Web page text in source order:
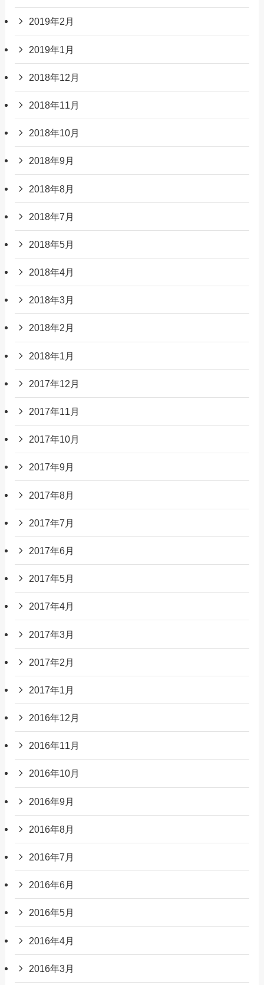
2019年2月
2019年1月
2018年12月
2018年11月
2018年10月
2018年9月
2018年8月
2018年7月
2018年5月
2018年4月
2018年3月
2018年2月
2018年1月
2017年12月
2017年11月
2017年10月
2017年9月
2017年8月
2017年7月
2017年6月
2017年5月
2017年4月
2017年3月
2017年2月
2017年1月
2016年12月
2016年11月
2016年10月
2016年9月
2016年8月
2016年7月
2016年6月
2016年5月
2016年4月
2016年3月